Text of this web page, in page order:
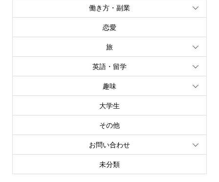
働き方・副業
恋愛
旅
英語・留学
趣味
大学生
その他
お問い合わせ
未分類